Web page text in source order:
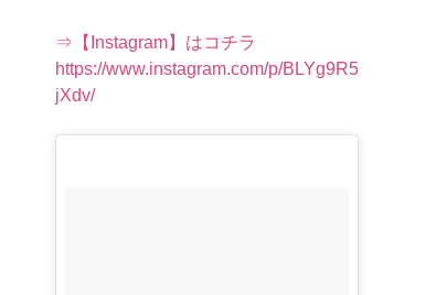
⇒【Instagram】はコチラ
https://www.instagram.com/p/BLYg9R5
jXdv/